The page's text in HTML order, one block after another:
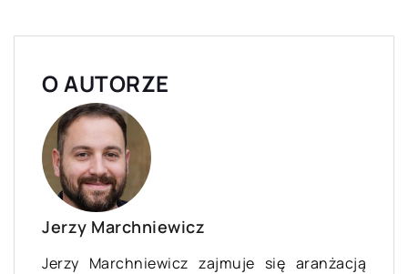
O AUTORZE
Jerzy Marchniewicz
Jerzy Marchniewicz zajmuje się aranżacją